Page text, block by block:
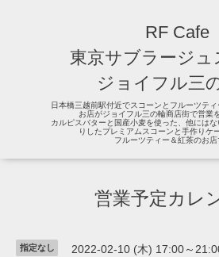
RF Cafe
東京サブラージュ
ジョイフル三
日本橋三越前駅付近でスコーンとフルーツテ
お店がジョイフル三の輪商店街で営業
カルピスバターと国産小麦を使った、他には
りしたプレミアムスコーンと手作りケ
フルーツティー＆紅茶のお店
営業予定カレ
指定なし 2022-02-10 (木) 17:00～